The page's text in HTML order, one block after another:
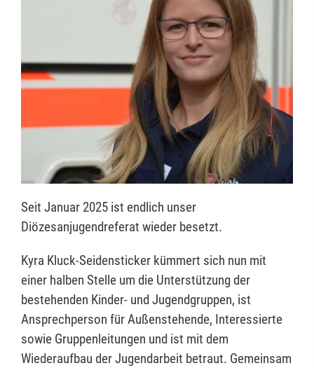
Seit Januar 2025 ist endlich unser
Diözesanjugendreferat wieder besetzt.
Kyra Kluck-Seidensticker kümmert sich nun mit
einer halben Stelle um die Unterstützung der
bestehenden Kinder- und Jugendgruppen, ist
Ansprechperson für Außenstehende, Interessierte
sowie Gruppenleitungen und ist mit dem
Wiederaufbau der Jugendarbeit betraut. Gemeinsam